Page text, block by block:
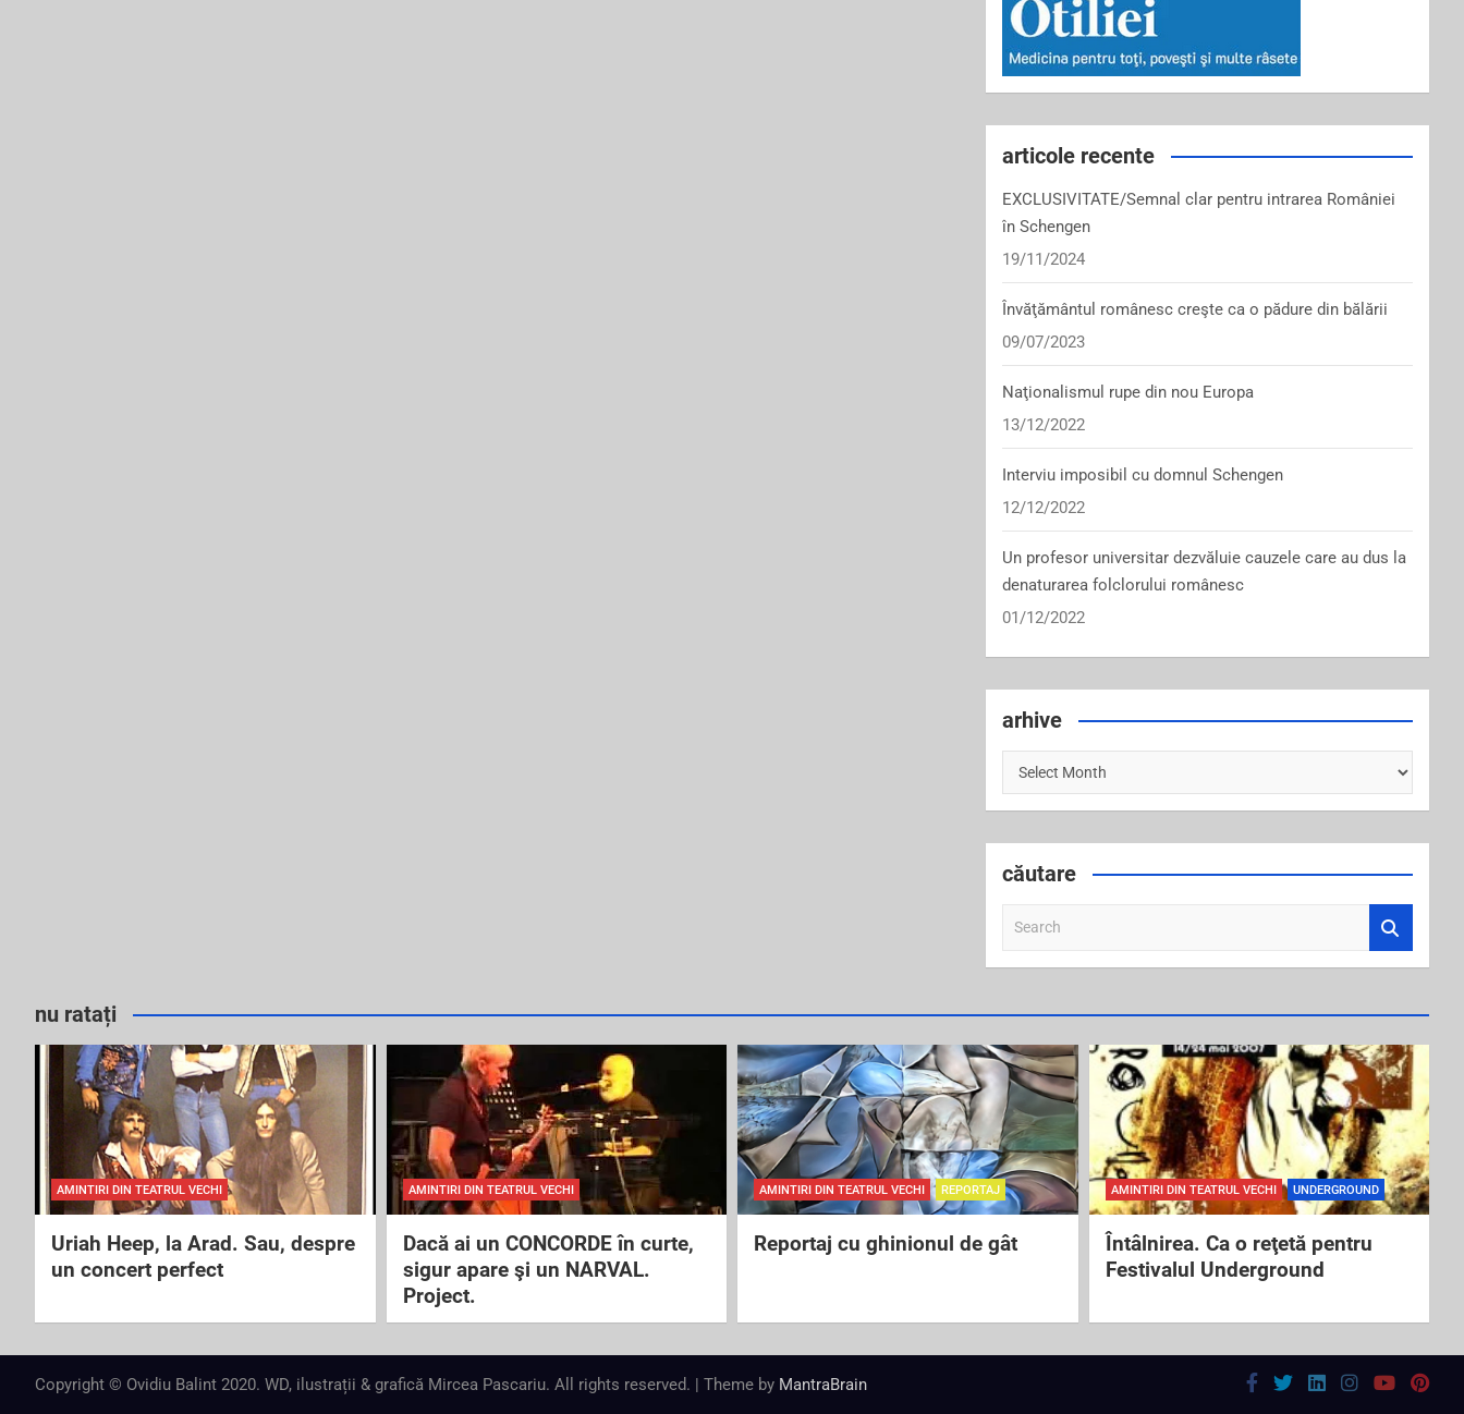
articole recente
EXCLUSIVITATE/Semnal clar pentru intrarea României
în Schengen
19/11/2024
Învăţământul românesc creşte ca o pădure din bălării
09/07/2023
Naţionalismul rupe din nou Europa
13/12/2022
Interviu imposibil cu domnul Schengen
12/12/2022
Un profesor universitar dezvăluie cauzele care au dus la
denaturarea folclorului românesc
01/12/2022
arhive
arhive
căutare
a
h
nu ratați
AMINTIRI DIN TEATRUL VECHI
Uriah Heep, la Arad. Sau, despre
un concert perfect
AMINTIRI DIN TEATRUL VECHI
Dacă ai un CONCORDE în curte,
sigur apare şi un NARVAL.
Project.
AMINTIRI DIN TEATRUL VECHI REPORTAJ
Reportaj cu ghinionul de gât
AMINTIRI DIN TEATRUL VECHI UNDERGROUND
Întâlnirea. Ca o reţetă pentru
Festivalul Underground
Copyright © Ovidiu Balint 2020. WD, ilustrații & grafică Mircea Pascariu. All rights reserved. | Theme by MantraBrain